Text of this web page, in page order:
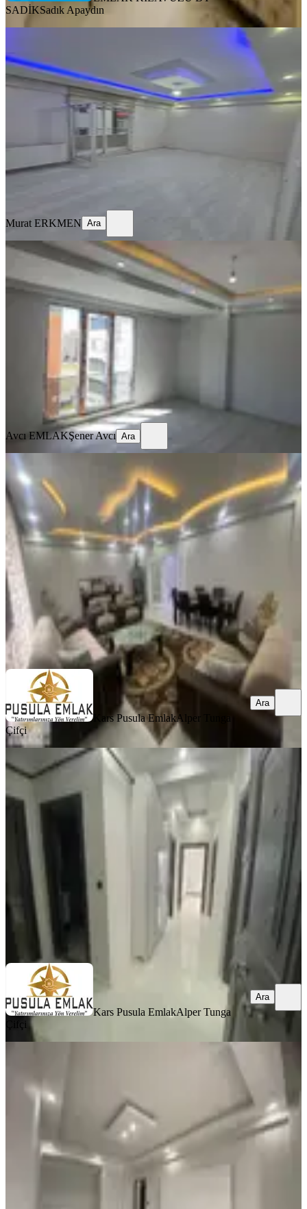
SADİKSadık Apaydın
Üniversite Karşısında Aras Rezidansta
Güvenlik Kameralı 1+1 Sahibinden
Merkez, Şehitler Mahallesi
1+1·58 m² 3. Kat ·30.07.2026
1.990.000 ₺
Murat ERKMEN
Murat ERKMEN Ara
SIFIR BİNA
Örnek Mahallesinde Satılık 1+1 Sıfır
Kullanılmamış Daire
Merkez, Örnek Mahallesi
·65 m²
1.880.000 ₺
Şener Avcı
Avcı EMLAKŞener Avcı Ara
SİTE İÇİ
Yenişehir - Karadağ İnşaat Satılık
Ultra Lüks 4+1 Daire
Merkez, Yenişehir Mahallesi
4+1·220 m²·Yüksek giriş·
4.450.000 ₺
Kars Pusula EmlakAlper Tunga Çifçi
Kars Pusula EmlakAlper Tunga
Çifçi
Ara
Pusula Emlak'tan Satılık Lüks 2+1
Merkez, Yenişehir Mahallesi
Yüksek giriş 24.07.2026
Kars Pusula Emlak
Kars Pusula EmlakAlper Tunga
Çifçi
Ara
Pusula Emlak'tan Yenişehir'de Ultra
Merkez, Yenişehir Mahallesi
·108 m² ·2. Kat ·24.07.2026
3.000.000 ₺